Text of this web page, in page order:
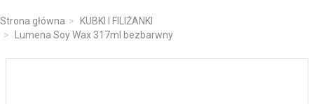
Strona główna
KUBKI I FILIŻANKI
Lumena Soy Wax 317ml bezbarwny